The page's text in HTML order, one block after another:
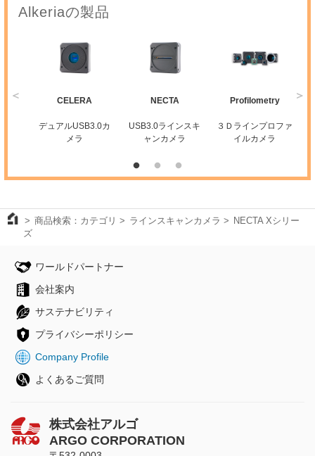
Alkeriaの製品
CELERA
デュアルUSB3.0カ
メラ
NECTA
USB3.0ラインスキ
ャンカメラ
Profilometry
３Ｄラインプロファ
イルカメラ
商品検索：カテゴリ ラインスキャンカメラ
NECTA Xシリー
ズ
ワールドパートナー
会社案内
サステナビリティ
プライバシーポリシー
Company Profile
よくあるご質問
株式会社アルゴ
ARGO CORPORATION